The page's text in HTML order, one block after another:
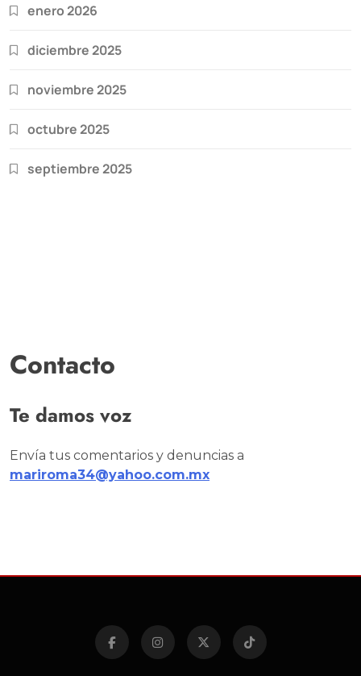
enero 2026
diciembre 2025
noviembre 2025
octubre 2025
septiembre 2025
Contacto
Te damos voz
Envía tus comentarios y denuncias a
mariroma34@yahoo.com.mx